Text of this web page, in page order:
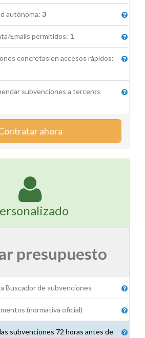
autónoma: 3
Emails permitidos: 1
concretas en accesos rápidos:
subvenciones a terceros
ahora
presupuesto
Buscador de subvenciones
(normativa oficial)
subvenciones 72 horas antes de